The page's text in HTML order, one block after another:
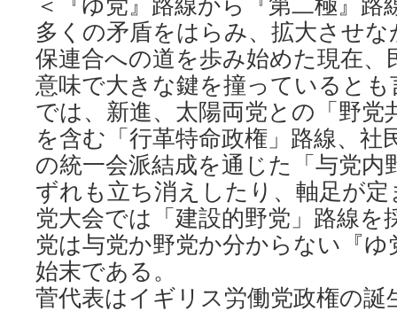
＜『ゆ党』路線から『第二極』路
多くの矛盾をはらみ、拡大させ
保連合への道を歩み始めた現在、
意味で大きな鍵を撞っていると
では、新進、太陽両党との「野党
を含む「行革特命政権」路線、社
の統一会派結成を通じた「与党内
ずれも立ち消えしたり、軸足が
党大会では「建設的野党」路線を
党は与党か野党か分からない『
始末である。
菅代表はイギリス労働党政権の